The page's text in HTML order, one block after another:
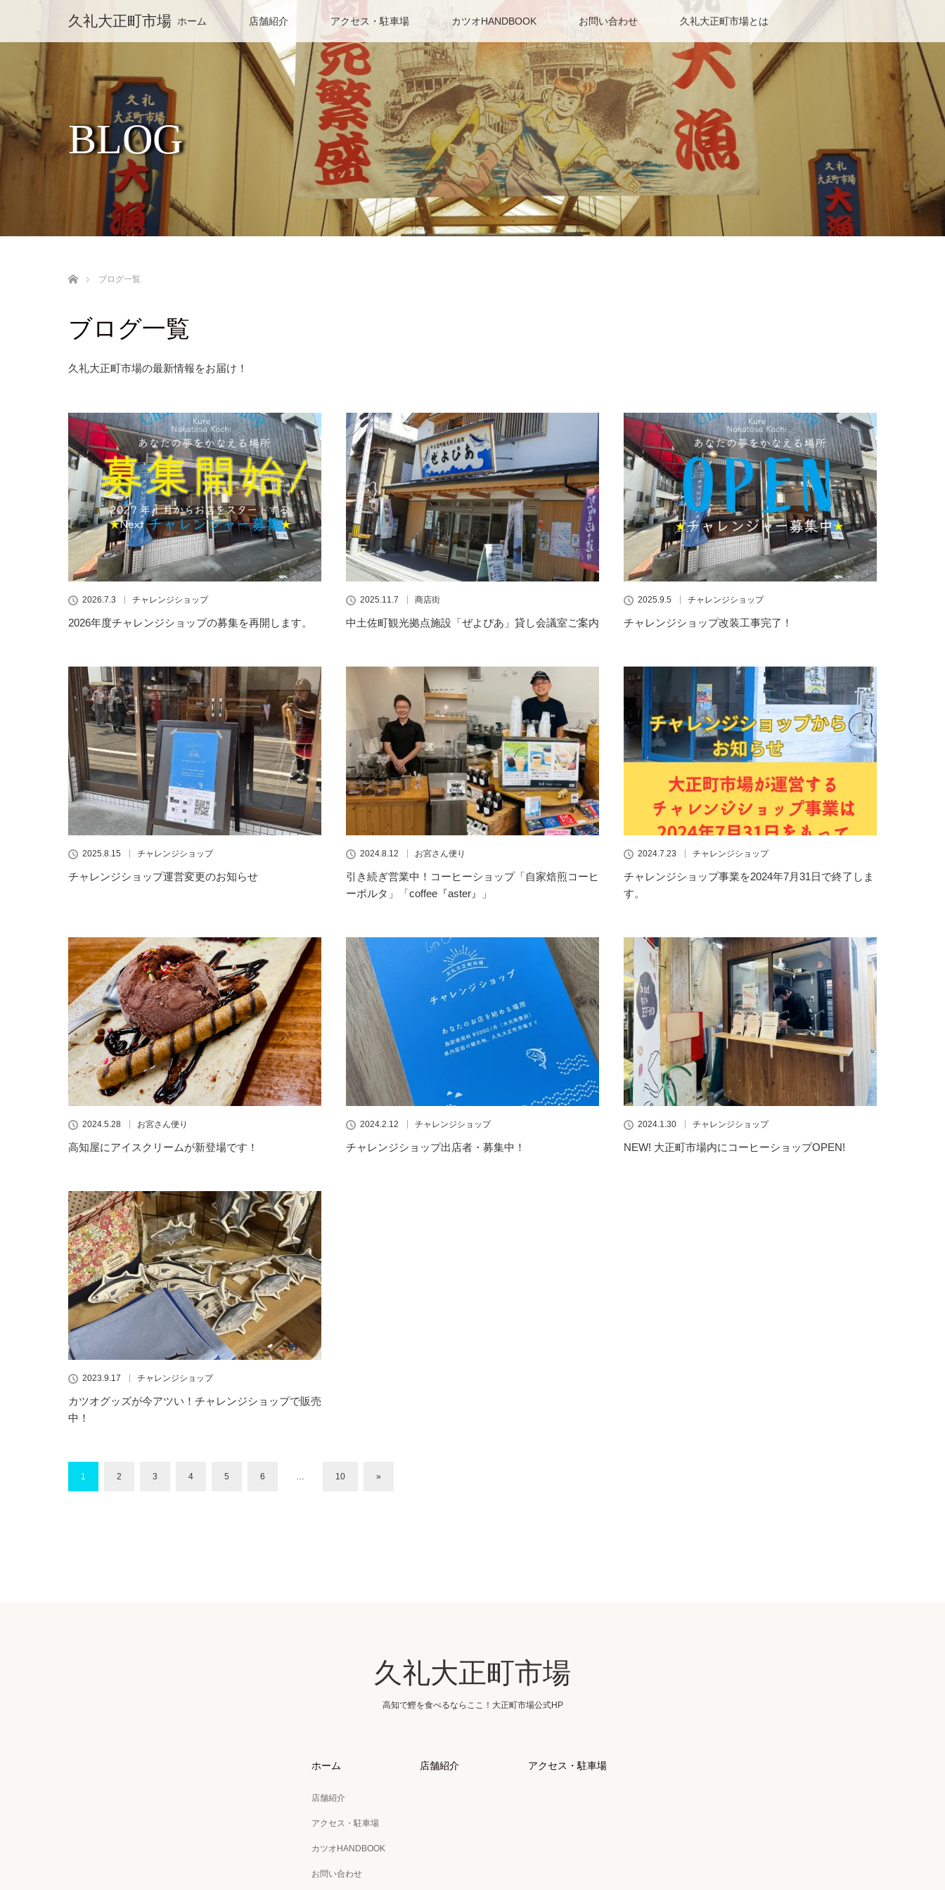
久礼大正町市場 ホーム 店舗紹介 アクセス・駐車場 カツオHANDBOOK お問い合わせ 久礼大正町市場とは
BLOG
ブログ一覧
ブログ一覧
久礼大正町市場の最新情報をお届け！
2026.7.3 チャレンジショップ
2026年度チャレンジショップの募集を再開します。
2025.11.7 商店街
中土佐町観光拠点施設「ぜよぴあ」貸し会議室ご案内
2025.9.5 チャレンジショップ
チャレンジショップ改装工事完了！
2025.8.15 チャレンジショップ
チャレンジショップ運営変更のお知らせ
2024.8.12 お宮さん便り
引き続ぎ営業中！コーヒーショップ「自家焙煎コーヒ
ーポルタ」「coffee『aster』」
2024.7.23 チャレンジショップ
チャレンジショップ事業を2024年7月31日で終了しま
す。
2024.5.28 お宮さん便り
高知屋にアイスクリームが新登場です！
2024.2.12 チャレンジショップ
チャレンジショップ出店者・募集中！
2024.1.30 チャレンジショップ
NEW! 大正町市場内にコーヒーショップOPEN!
2023.9.17 チャレンジショップ
カツオグッズが今アツい！チャレンジショップで販売
中！
1 2 3 4 5 6 … 10 »
久礼大正町市場
高知で鰹を食べるならここ！大正町市場公式HP
ホーム
店舗紹介
アクセス・駐車場
カツオHANDBOOK
お問い合わせ
店舗紹介 アクセス・駐車場